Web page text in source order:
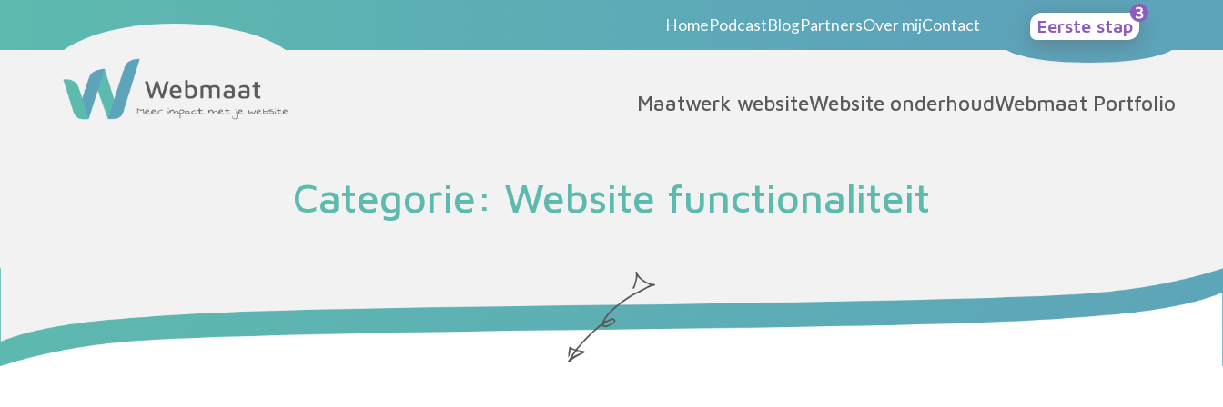
HomePodcastBlogPartnersOver mijContact Eerste stap
Maatwerk websiteWebsite onderhoudWebmaat Portfolio
Categorie: Website functionaliteit
Maatwerk website
Website onderhoud